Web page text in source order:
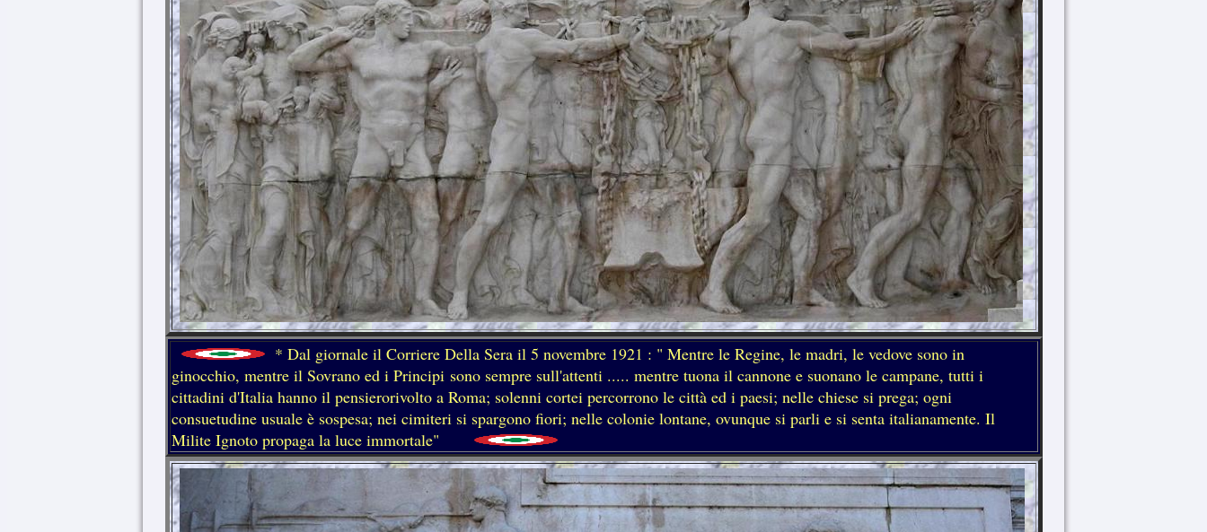
* Dal giornale il Corriere Della Sera il 5 novembre 1921 : " Mentre le Regine, le madri, le vedove sono in
ginocchio, mentre il Sovrano ed i Principi sono sempre sull'attenti ..... mentre tuona il cannone e suonano le campane, tutti i
cittadini d'Italia hanno il pensierorivolto a Roma; solenni cortei percorrono le città ed i paesi; nelle chiese si prega; ogni
consuetudine usuale è sospesa; nei cimiteri si spargono fiori; nelle colonie lontane, ovunque si parli e si senta italianamente. Il
Milite Ignoto propaga la luce immortale"